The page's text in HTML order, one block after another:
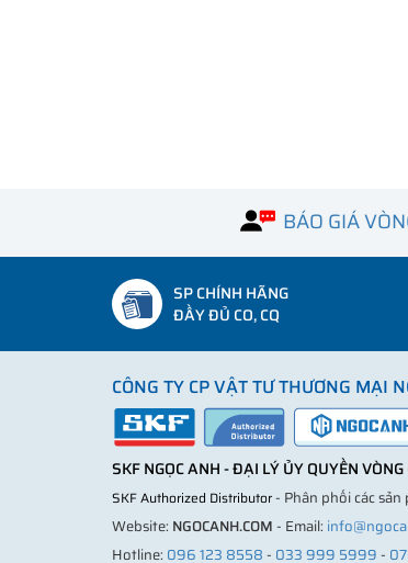
BÁO GIÁ
SP CHÍNH HÃNG
ĐẦY ĐỦ CO, CQ
CÔNG TY CP VẬT TƯ THƯƠNG MẠI
SKF NGỌC ANH - ĐẠI LÝ ỦY QUYỀN
SKF Authorized Distributor- Phân phối các
Website: NGOCANH.COM- Email:
Hotline: 096 123 8558- 033 999 5999-